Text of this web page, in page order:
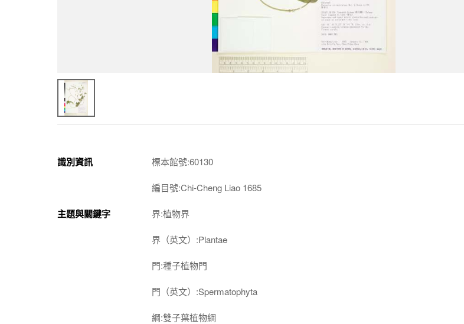
識別資訊 標本館號:60130
編目號:Chi-Cheng Liao 1685
主題與關鍵字 界:植物界
界（英文）:Plantae
門:種子植物門
門（英文）:Spermatophyta
綱:雙子葉植物綱